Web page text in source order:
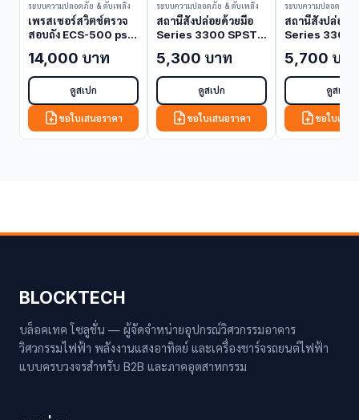
ระบบความปลอดภัย & ดับเพลิง
เพรสเชอร์สวิตช์ตรวจ
สอบถัง ECS-500 psi
001 (Pressure
Switch)
14,000 บาท
ดูสเปก
ขอใบเสนอราคา
ระบบความปลอดภัย & ดับเพลิง
สถานีสั่งปล่อยด้วยมือ
Series 3300 SPST
001 (Manual Pull
Station)
5,300 บาท
ดูสเปก
ขอใบเสนอราคา
ระบบความปลอดภัย &
สถานีสั่งปล่อยด้
Series 3300
002 (Manual
Station)
5,700 บาท
ดูสเปก
ขอใบเสน
BLOCKTECH
บล็อคเทค โซลูชั่น — ผู้จัดจำหน่ายอุปกรณ์วิศวกรรมอาคาร
วิศวกรรมไฟฟ้า พลังงานแสงอาทิตย์ และเครื่องชาร์จรถยนต์ไฟฟ้า
แบบครบวงจรสำหรับ B2B และภาคอุตสาหกรรม